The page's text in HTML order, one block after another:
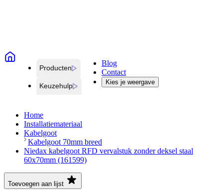
Producten
Keuzehulp
Blog
Contact
Kies je weergave
Home
Installatiemateriaal
Kabelgoot
Kabelgoot 70mm breed
Niedax kabelgoot RFD vervalstuk zonder deksel staal
60x70mm (161599)
Toevoegen aan lijst